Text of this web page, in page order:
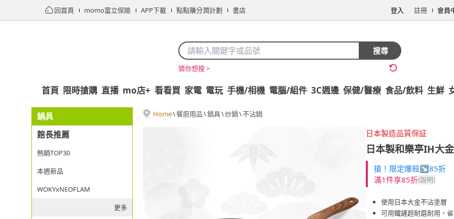
回首頁 momo富立保險 APP下載 點點賺分潤計劃 書店 登入 註冊 會員
搜尋
猜你想搜 >
首頁 限時搶購 直播 mo店+ 看看買 家電 電玩 手機/相機 電腦/組件 3C週邊 保健/醫療 食品/飲料 生鮮
鍋具
館長推薦
熱銷TOP30
本週新品
WOKYxNEOFLAM
更多
Home\餐廚用品\鍋具\炒鍋\不沾鍋
日本製造品質保証
日本製和樂亭IH大
搶！限定爆殺↘85折
滿1件享85折(說明)
使用日本大金不沾塗層
可用鐵鏟超耐磨耐用，